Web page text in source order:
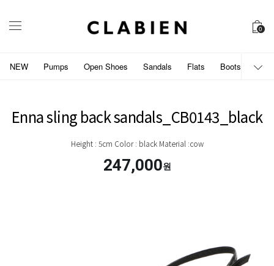
0
NEW Pumps Open Shoes Sandals Flats Boots 개
Enna sling back sandals_CB0143_black
Height : 5cm Color : black Material :cow
247,000원